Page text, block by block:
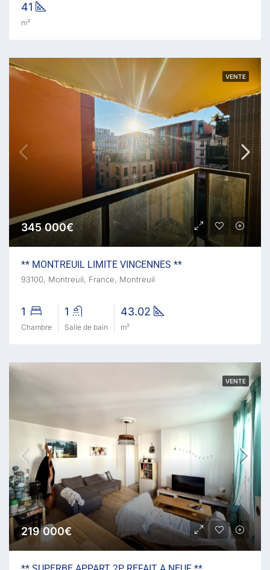
41
m²
VENTE
345 000€
** MONTREUIL LIMITE VINCENNES **
93100, Montreuil, France, Montreuil
1
Chambre
1
Salle de bain
43.02
m²
VENTE
219 000€